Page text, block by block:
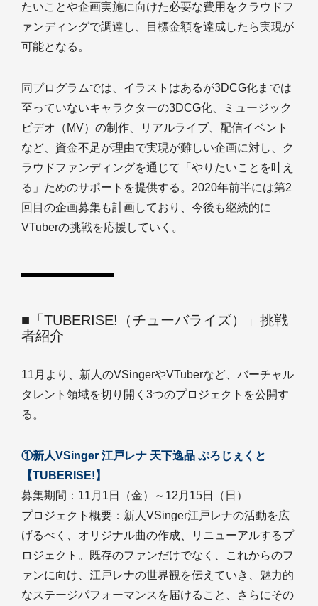
たいことや企画実施に向けた必要な費用をクラウドフ
ァンディングで調達し、目標金額を達成したら実現が
可能となる。
同プログラムでは、イラストはあるが3DCG化までは
至っていないキャラクターの3DCG化、ミュージック
ビデオ（MV）の制作、リアルライブ、配信イベント
など、資金不足が理由で実現が難しい企画に対し、ク
ラウドファンディングを通じて「やりたいことを叶え
る」ためのサポートを提供する。2020年前半には第2
回目の企画募集も計画しており、今後も継続的に
VTuberの挑戦を応援していく。
■「TUBERISE!（チューバライズ）」挑戦
者紹介
11月より、新人のVSingerやVTuberなど、バーチャル
タレント領域を切り開く3つのプロジェクトを公開す
る。
①新人VSinger 江戸レナ 天下逸品 ぷろじぇくと
【TUBERISE!】
募集期間：11月1日（金）～12月15日（日）
プロジェクト概要：新人VSinger江戸レナの活動を広
げるべく、オリジナル曲の作成、リニューアルするプ
ロジェクト。既存のファンだけでなく、これからのフ
ァンに向け、江戸レナの世界観を伝えていき、魅力的
なステージパフォーマンスを届けること、さらにその